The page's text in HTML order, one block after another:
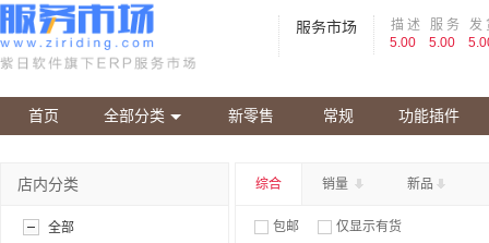
服务市场
描 述
5.00
服 务
5.00
发
首页 全部分类 新零售 常规 功能插件
店内分类
全部
综合 销量 新品
包邮 仅显示有货